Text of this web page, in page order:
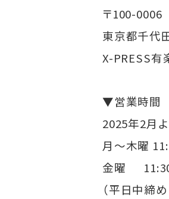
〒100-0006
東京都千代
X-PRESS有
▼営業時間
2025年2月
月～木曜
金曜
（平日中締